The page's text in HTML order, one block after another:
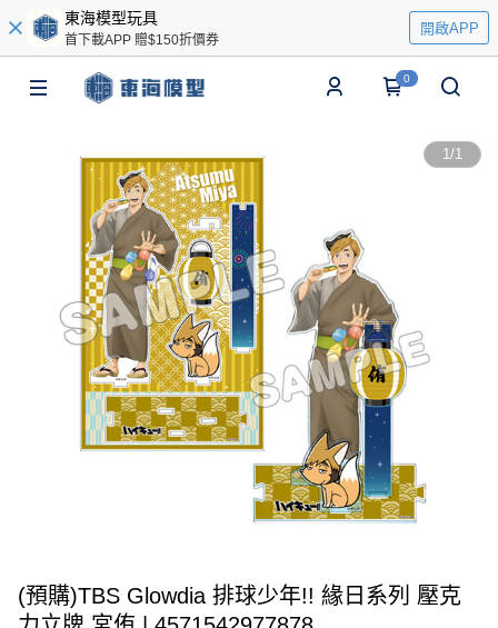
東海模型玩具
首下載APP 贈$150折價券
開啟APP
0
1/1
(預購)TBS Glowdia 排球少年!! 緣日系列 壓克